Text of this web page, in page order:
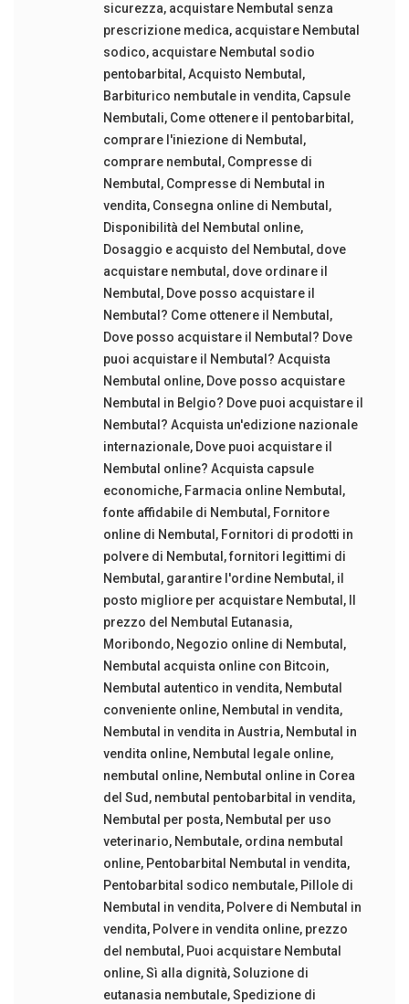
sicurezza, acquistare Nembutal senza
prescrizione medica, acquistare Nembutal
sodico, acquistare Nembutal sodio
pentobarbital ,Acquisto Nembutal ,
Barbiturico nembutale in vendita, Capsule
Nembutali, Come ottenere il pentobarbital ,
comprare l'iniezione di Nembutal ,
comprare nembutal , Compresse di
Nembutal , Compresse di Nembutal in
vendita, Consegna online di Nembutal ,
Disponibilità del Nembutal online,
Dosaggio e acquisto del Nembutal , dove
acquistare nembutal , dove ordinare il
Nembutal , Dove posso acquistare il
Nembutal? Come ottenere il Nembutal ,
Dove posso acquistare il Nembutal? Dove
puoi acquistare il Nembutal? Acquista
Nembutal online, Dove posso acquistare
Nembutal in Belgio? Dove puoi acquistare il
Nembutal? Acquista un'edizione nazionale
internazionale, Dove puoi acquistare il
Nembutal online? Acquista capsule
economiche, Farmacia online Nembutal ,
fonte affidabile di Nembutal , Fornitore
online di Nembutal , Fornitori di prodotti in
polvere di Nembutal ,fornitori legittimi di
Nembutal , garantire l'ordine Nembutal , il
posto migliore per acquistare Nembutal ,
prezzo del Nembutal Eutanasia,
Moribondo, Negozio online di Nembutal ,
Nembutal acquista online con Bitcoin,
Nembutal autentico in vendita, Nembutal
conveniente online, Nembutal in vendita,
Nembutal in vendita in Austria, Nembutal in
vendita online, Nembutal legale online,
nembutal online, Nembutal online in Corea
del Sud , nembutal pentobarbital in vendita,
Nembutal per posta, Nembutal per uso
veterinario, Nembutale, ordina nembutal
online, Pentobarbital Nembutal in vendita,
Pentobarbital sodico nembutale, Pillole di
Nembutal in vendita, Polvere di Nembutal in
vendita, Polvere in vendita online, prezzo
del nembutal , Puoi acquistare Nembutal
online,Sì alla dignità,Soluzione di
eutanasia nembutale,Spedizione di